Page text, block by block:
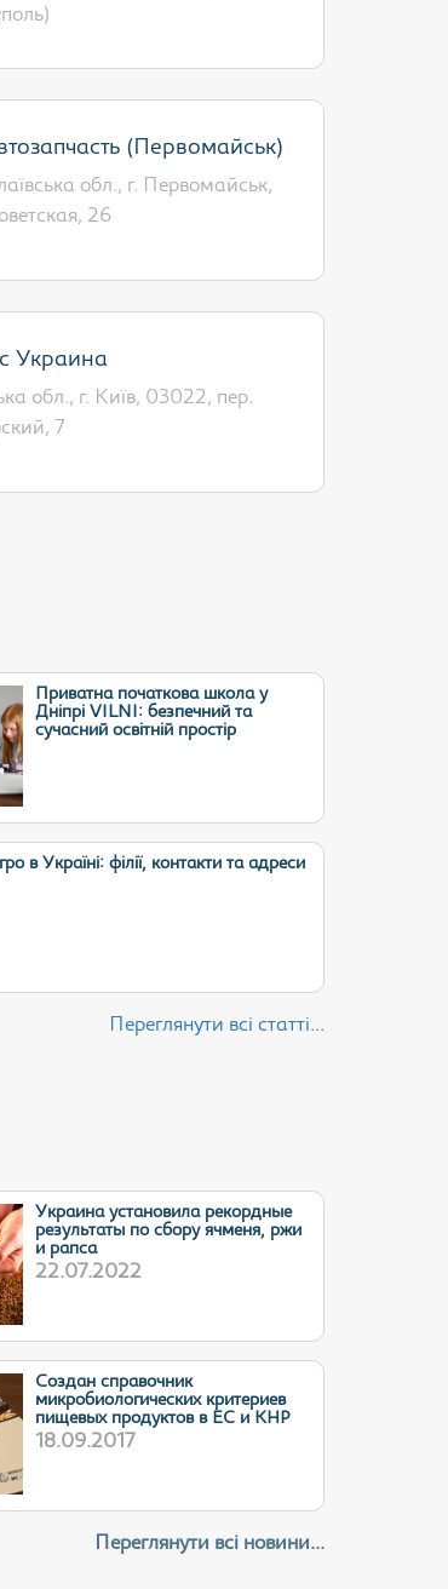
(Первомайськ)
обл., г. Первомайськ,
26
Украина
обл., г. Київ, 03022, пер.
7
Приватна початкова школа у
Дніпрі VILNI: безпечний та
сучасний освітній простір
в Україні: філії, контакти та адреси
Переглянути всі статті...
Украина установила рекордные
результаты по сбору ячменя, ржи
и рапса
22.07.2022
Cоздан справочник
микробиологических критериев
пищевых продуктов в ЕС и КНР
18.09.2017
Переглянути всі новини...